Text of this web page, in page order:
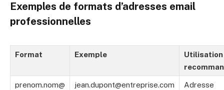
Exemples de formats d’adresses email
professionnelles
Format Exemple
Utilisation
prenom.nom@ jean.dupont@entreprise.com
Adresse